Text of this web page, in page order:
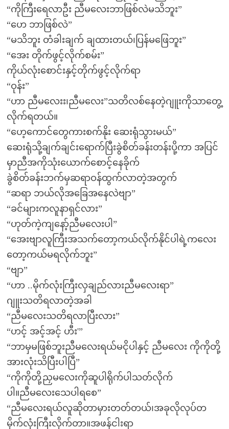
“ကိုကြီးရေလာဦး ညီမလေးဘာဖြစ်လဲမသိဘူး”
“ဟေ ဘာဖြစ်လဲ”
“မသိဘူး တံခါးချက် ချထားတယ်၊ပြန်မဖြေဘူး”
“အေး တိုက်ဖွင့်လိုက်စမ်း”
ကိုယ်လုံးစောင်းနှင့်တိုက်ဖွင့်လိုက်ရာ
“ဝုန်း”
“ဟာ ညီမလေးး၊ညီမလေး”သတိလစ်နေတဲ့ဂျူးကိုသာတွေ့
လိုက်ရတယ်။
“ဟေ့ကောင်တွေကားစက်နိုး ဆေးရုံသွားမယ်”
ဆေးရုံသို့ချက်ချင်းရောက်ပြီးခွဲစိတ်ခန်းတန်းပို့ကာ အပြင်
မှာညီအကိုသုံးယောက်စောင့်နေခိုက်
ခွဲစိတ်ခန်းဘက်မှဆရာဝန်ထွက်လာတဲ့အတွက်
“ဆရာ ဘယ်လိုအခြေအနေလဲဗျာ”
“ခင်များကလူနာရှင်လား”
“ဟုတ်ကဲ့ကျနော့်ညီမလေးပါ”
“အေးဗျာလူကြီးအသက်တော့ကယ်လိုက်နိုင်ပါရဲ့ကလေး
တော့ကယ်မရလိုက်ဘူး”
“ဗျာ”
“ဟာ ..မိုက်လုံးကြီးလှချည်လားညီမလေးရာ”
ဂျူးသတိရလာတဲ့အခါ
“ညီမလေးသတိရလာပြီးလား”
“ဟင့် အင့်အင့် ဟီး'”
“ဘာမှမဖြစ်ဘူးညီမလေးရယ်မငိုပါနှင့် ညီမလေး ကိုကိုတို့
အားလုံးသိပြီးပါပြီ”
“ကိုကိုတို့ညှမလေးကိုဆူပါရိုက်ပါသတ်လိုက်
ပါ။ညီမလေးသေပါရစေ”
“ညီမလေးရယ်လူဆိုတာမှားတတ်တယ်၊အခုလိုလုပ်တ
မိုက်လုံးကြီးလိုက်တာ။အဖန်ငါးရာ